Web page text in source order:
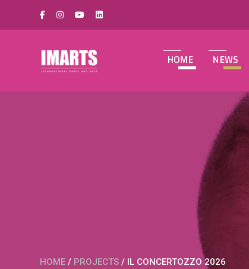
HOME NEWS
HOME / PROJECTS / IL CONCERTOZZO 2026